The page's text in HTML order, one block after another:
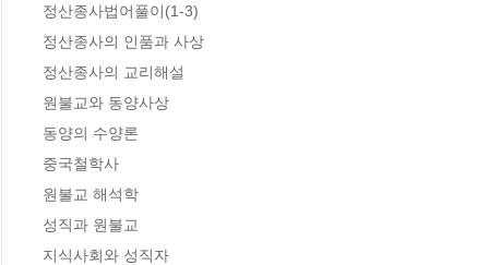
정산종사법어풀이(1-3)
정산종사의 인품과 사상
정산종사의 교리해설
원불교와 동양사상
동양의 수양론
중국철학사
원불교 해석학
성직과 원불교
지식사회와 성직자